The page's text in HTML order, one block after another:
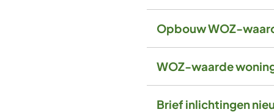
Opbouw WOZ-
WOZ-waarde
Brief inlichtingen